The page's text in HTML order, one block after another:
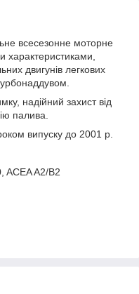
всесезонне моторне
характеристиками,
двигунів легкових
надійний захист від
палива.
випуску до 2001 р.
ACEA A2/B2